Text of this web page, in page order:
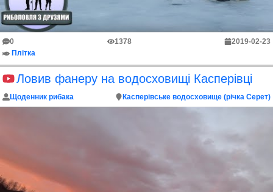
0 1378
2019-02-23
Плітка
Ловив фанеру на водосховищі Касперівці
Щоденник рибака Касперівське водосховище (річка Серет)